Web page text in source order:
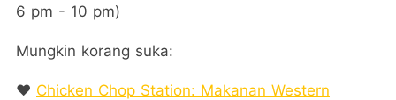
6 pm - 10 pm)
Mungkin korang suka:
❤️ Chicken Chop Station: Makanan Western